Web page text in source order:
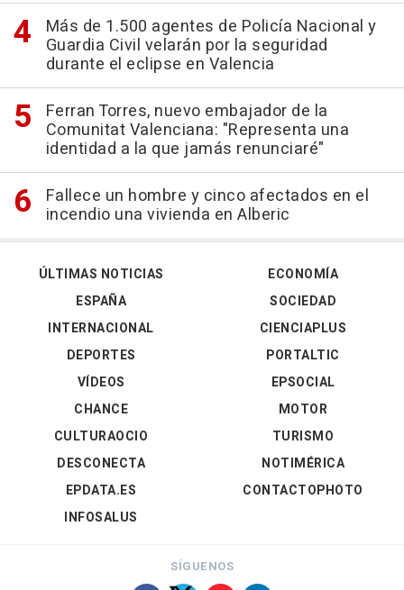
Más de 1.500 agentes de Policía Nacional y
Guardia Civil velarán por la seguridad
durante el eclipse en Valencia
Ferran Torres, nuevo embajador de la
Comunitat Valenciana: "Representa una
identidad a la que jamás renunciaré"
Fallece un hombre y cinco afectados en el
incendio una vivienda en Alberic
ÚLTIMAS NOTICIAS
ESPAÑA
INTERNACIONAL
DEPORTES
VÍDEOS
ECONOMÍA
SOCIEDAD
CIENCIAPLUS
PORTALTIC
EPSOCIAL
CHANCE
CULTURAOCIO
DESCONECTA
EPDATA.ES
INFOSALUS
MOTOR
TURISMO
NOTIMÉRICA
CONTACTOPHOTO
SÍGUENOS